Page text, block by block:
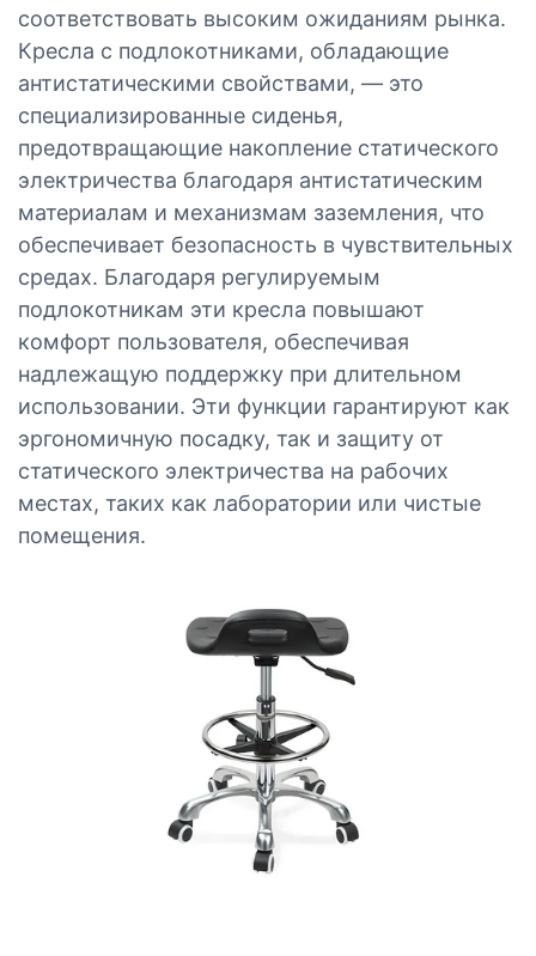
соответствовать высоким ожиданиям рынка.
Кресла с подлокотниками, обладающие
антистатическими свойствами, — это
специализированные сиденья,
предотвращающие накопление статического
электричества благодаря антистатическим
материалам и механизмам заземления, что
обеспечивает безопасность в чувствительных
средах. Благодаря регулируемым
подлокотникам эти кресла повышают
комфорт пользователя, обеспечивая
надлежащую поддержку при длительном
использовании. Эти функции гарантируют как
эргономичную посадку, так и защиту от
статического электричества на рабочих
местах, таких как лаборатории или чистые
помещения.